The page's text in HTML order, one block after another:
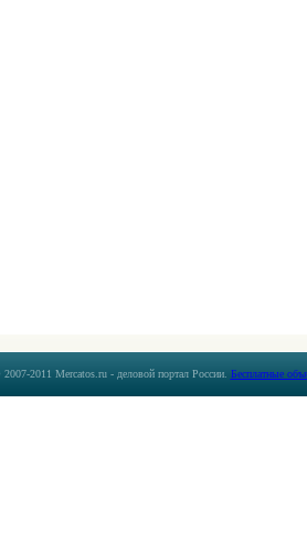
2011 Mercatos.ru - деловой портал России. Бесплатные